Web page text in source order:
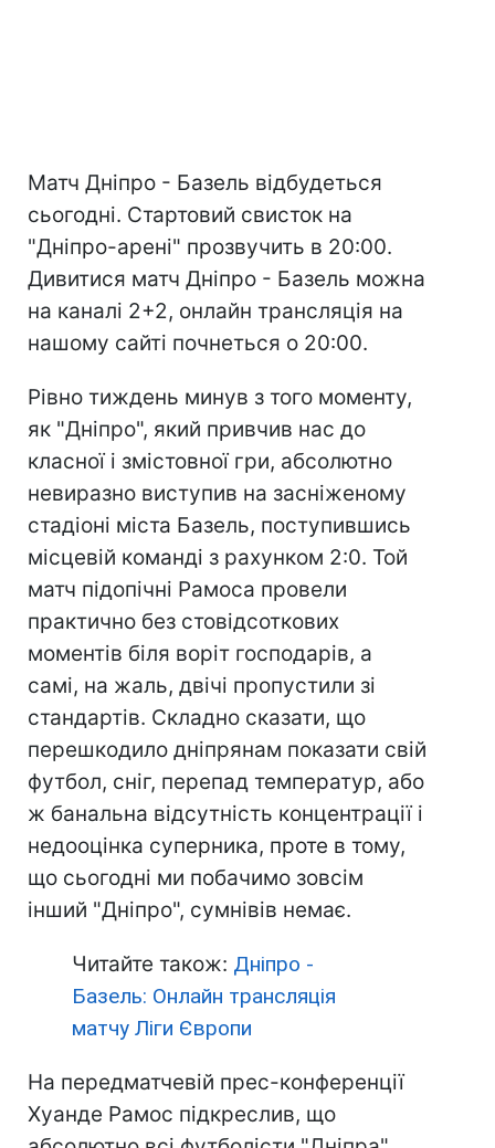
Матч Дніпро - Базель відбудеться
сьогодні. Стартовий свисток на
"Дніпро-арені" прозвучить в 20:00.
Дивитися матч Дніпро - Базель можна
на каналі 2+2, онлайн трансляція на
нашому сайті почнеться о 20:00.
Рівно тиждень минув з того моменту,
як "Дніпро", який привчив нас до
класної і змістовної гри, абсолютно
невиразно виступив на засніженому
стадіоні міста Базель, поступившись
місцевій команді з рахунком 2:0. Той
матч підопічні Рамоса провели
практично без стовідсоткових
моментів біля воріт господарів, а
самі, на жаль, двічі пропустили зі
стандартів. Складно сказати, що
перешкодило дніпрянам показати свій
футбол, сніг, перепад температур, або
ж банальна відсутність концентрації і
недооцінка суперника, проте в тому,
що сьогодні ми побачимо зовсім
інший "Дніпро", сумнівів немає.
Читайте також: Дніпро -
Базель: Онлайн трансляція
матчу Ліги Європи
На передматчевій прес-конференції
Хуанде Рамос підкреслив, що